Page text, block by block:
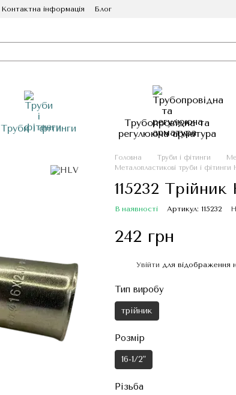
Контактна інформація Блог
Труби і фітинги
Трубопровідна та
регулююча арматура
Головна Труби і фітинги
Металопластикові труби і фітинги
115232
В наявності Артикул: 115232
242 грн
Увійти для відображення
Тип виробу
трійник
Розмір
16-1/2"
Різьба